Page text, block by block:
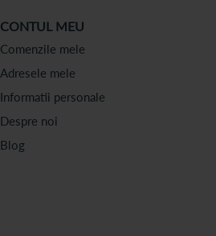
CONTUL MEU
Comenzile mele
Adresele mele
Informatii personale
Despre noi
Blog